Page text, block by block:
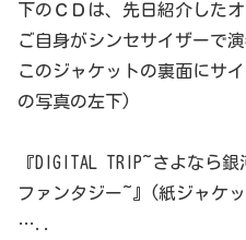
下のＣＤは、先日紹介した
ご自身がシンセサイザーで
このジャケットの裏面にサ
の写真の左下)
『DIGITAL TRIP~さよなら
ファンタジー~』(紙ジャケ
…..